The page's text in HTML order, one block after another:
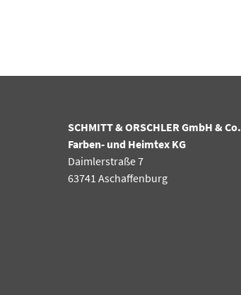
SCHMITT & ORSCHLER GmbH & Co.
Farben- und Heimtex KG
Daimlerstraße 7
63741 Aschaffenburg